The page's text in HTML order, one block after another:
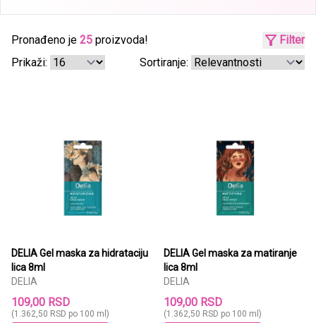
Pronađeno je 25 proizvoda!
Filter
Prikaži:
Sortiranje:
DELIA Gel maska za hidrataciju
lica 8ml
DELIA
109,00 RSD
(1.362,50 RSD po 100 ml)
DELIA Gel maska za matiranje
lica 8ml
DELIA
109,00 RSD
(1.362,50 RSD po 100 ml)